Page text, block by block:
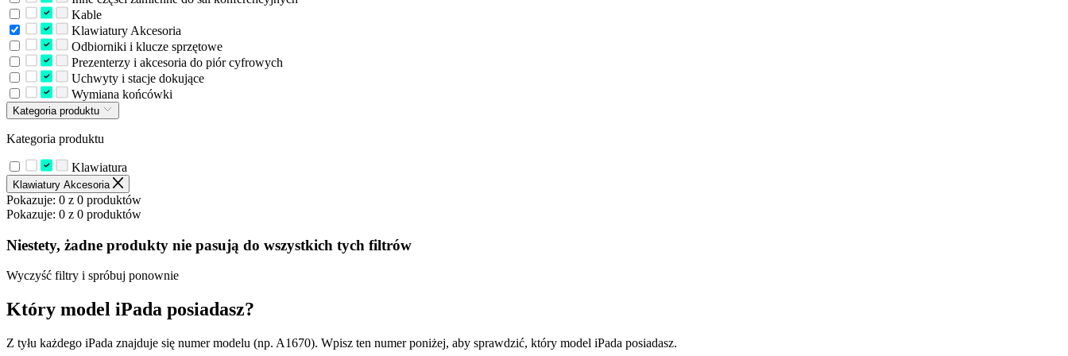
Kable
Klawiatury Akcesoria
Odbiorniki i klucze sprzętowe
Prezenterzy i akcesoria do piór cyfrowych
Uchwyty i stacje dokujące
Wymiana końcówki
Kategoria produktu
Kategoria produktu
Klawiatura
Klawiatury Akcesoria
Pokazuje: 0 z 0 produktów
Pokazuje: 0 z 0 produktów
Niestety, żadne produkty nie pasują do wszystkich tych filtrów
Wyczyść filtry i spróbuj ponownie
Który model iPada posiadasz?
Z tyłu każdego iPada znajduje się numer modelu (np. A1670). Wpisz ten numer poniżej, aby sprawdzić, który model iPada posiadasz.